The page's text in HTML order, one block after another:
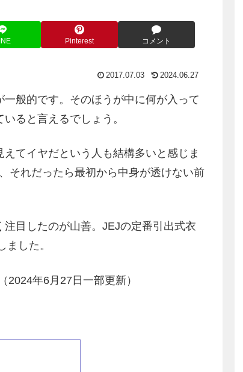
Pinterest コメント
2017.07.03 2024.06.27
般的です。そのほうが中に何が入って
ると言えるでしょう。
てイヤだという人も結構多いと感じま
それだったら最初から中身が透けない前
目したのが山善。JEJの定番引出式衣
した。
年6月27日一部更新）